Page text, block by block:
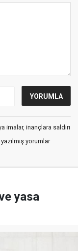
imalar, inançlara saldırı
yorumlar
yasa